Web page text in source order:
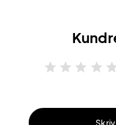
star star star star